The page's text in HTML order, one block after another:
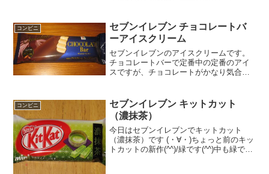
す。毎日の食事が楽しくなるセブンイレ
ブンおすすめの食品を、ぜひチェックし
てみてください。
コンビニ
セブンイレブン チョコレートバ
ーアイスクリーム
セブンイレブンのアイスクリームです。
チョコレートバーで定番中の定番のアイ
スですが、チョコレートがかなり気合い
ですね。カロリーは高めです。中は真っ
白なバニラです。チョコレ...
コンビニ
セブンイレブン キットカット
（濃抹茶）
今日はセブンイレブンでキットカット
（濃抹茶）です (・∀・)ちょっと前のキッ
トカットの新作(^^)/緑です(^^)中も緑です